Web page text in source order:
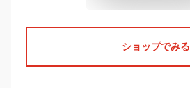
ショップでみる